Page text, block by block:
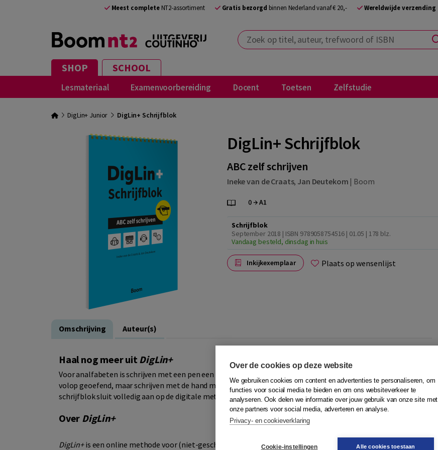
Meest completeNT2-assortiment Gratis bezorgd binnen Nederland vanaf € 20,- Wereldwijde verzending
Zoek op titel, auteur, trefwoord of ISBN
SHOP SCHOOL
Lesmateriaal Examenvoorbereiding Docent Toetsen Zelfstudie
DigLin+ Junior DigLin+ Schrijfblok
DigLin+ Schrijfblok
ABC zelf schrijven
Ineke van de Craats, Jan Deutekom | Boom
Schrijfblok
September 2018 | ISBN 9789058754516 | 01.05 | 178 blz.
Vandaag besteld, dinsdag in huis
Inkijkexemplaar Plaats op wensenlijst
Omschrijving Auteur(s)
Haal nog meer uit DigLin+
Voor analfabeten is schrijven met een pen een lastige activiteit. In de digitale methode
volop geoefend, maar schrijven met de hand moet op papier. Daarom is er hetDigLin+ Schrijfblok. Het
schrijfblok sluit volledig aan op de digitale methode, maar is ook los daarvan te gebruiken.
Over DigLin+
DigLin+is een online methode voor (niet-geschoolde) anderstaligen, jong en oud, van alfabetisering tot
Over de cookies op deze website
We gebruiken cookies om content en advertenties te personaliseren, om
functies voor social media te bieden en om ons websiteverkeer te
analyseren. Ook delen we informatie over jouw gebruik van onze site met
onze partners voor social media, adverteren en analyse.
Privacy- en cookieverklaring
Cookie-instellingen Alle cookies toestaan